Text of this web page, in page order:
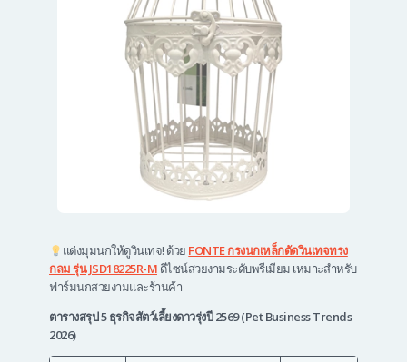
แต่งมุมนกให้ดูวินเทจ! ด้วย FONTE กรงนกเหล็กดัดวินเทจทรง
กลม รุ่น JSD18225R-M ดีไซน์สวยงามระดับพรีเมียม เหมาะสำหรับ
ฟาร์มนกสวยงามและร้านค้า
ตารางสรุป 5 ธุรกิจสัตว์เลี้ยงดาวรุ่งปี 2569 (Pet Business Trends
2026)